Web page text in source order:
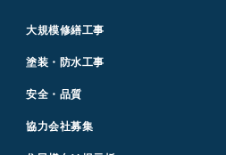
大規模修繕工事
塗装・防水工事
安全・品質
協力会社募集